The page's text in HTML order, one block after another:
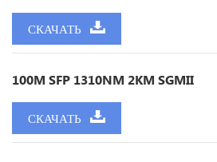
СКАЧАТЬ
100M SFP 1310NM 2KM SGMII
СКАЧАТЬ